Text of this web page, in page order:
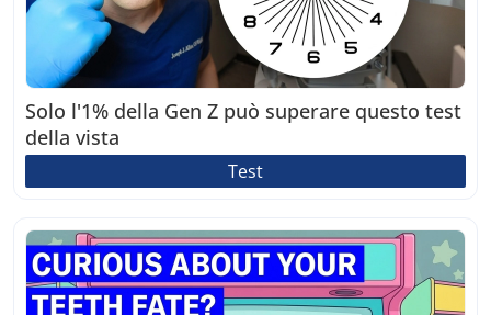
Solo l'1% della Gen Z può superare questo test
della vista
Test